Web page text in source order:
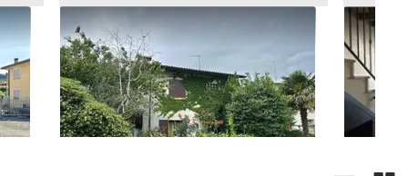
Asta Quota indivisa di 7/16 di
villetta bifamiliare con
autorimessa e area scoperta
Bassano del Grappa (Vicenza)
107.625 €
19/10/2026
Asta
17/